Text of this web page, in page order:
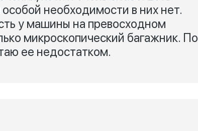
необходимости в них нет.
у машины на превосходном
микроскопический багажник. По
ее недостатком.